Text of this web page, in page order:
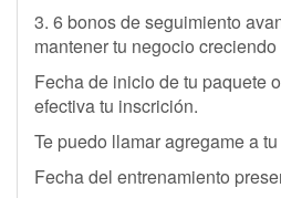
3. 6 bonos de seguimiento
mantener tu negocio
Fecha de inicio de tu paquete
efectiva tu inscrición.
Te puedo llamar agregame a
Fecha del entrenamiento